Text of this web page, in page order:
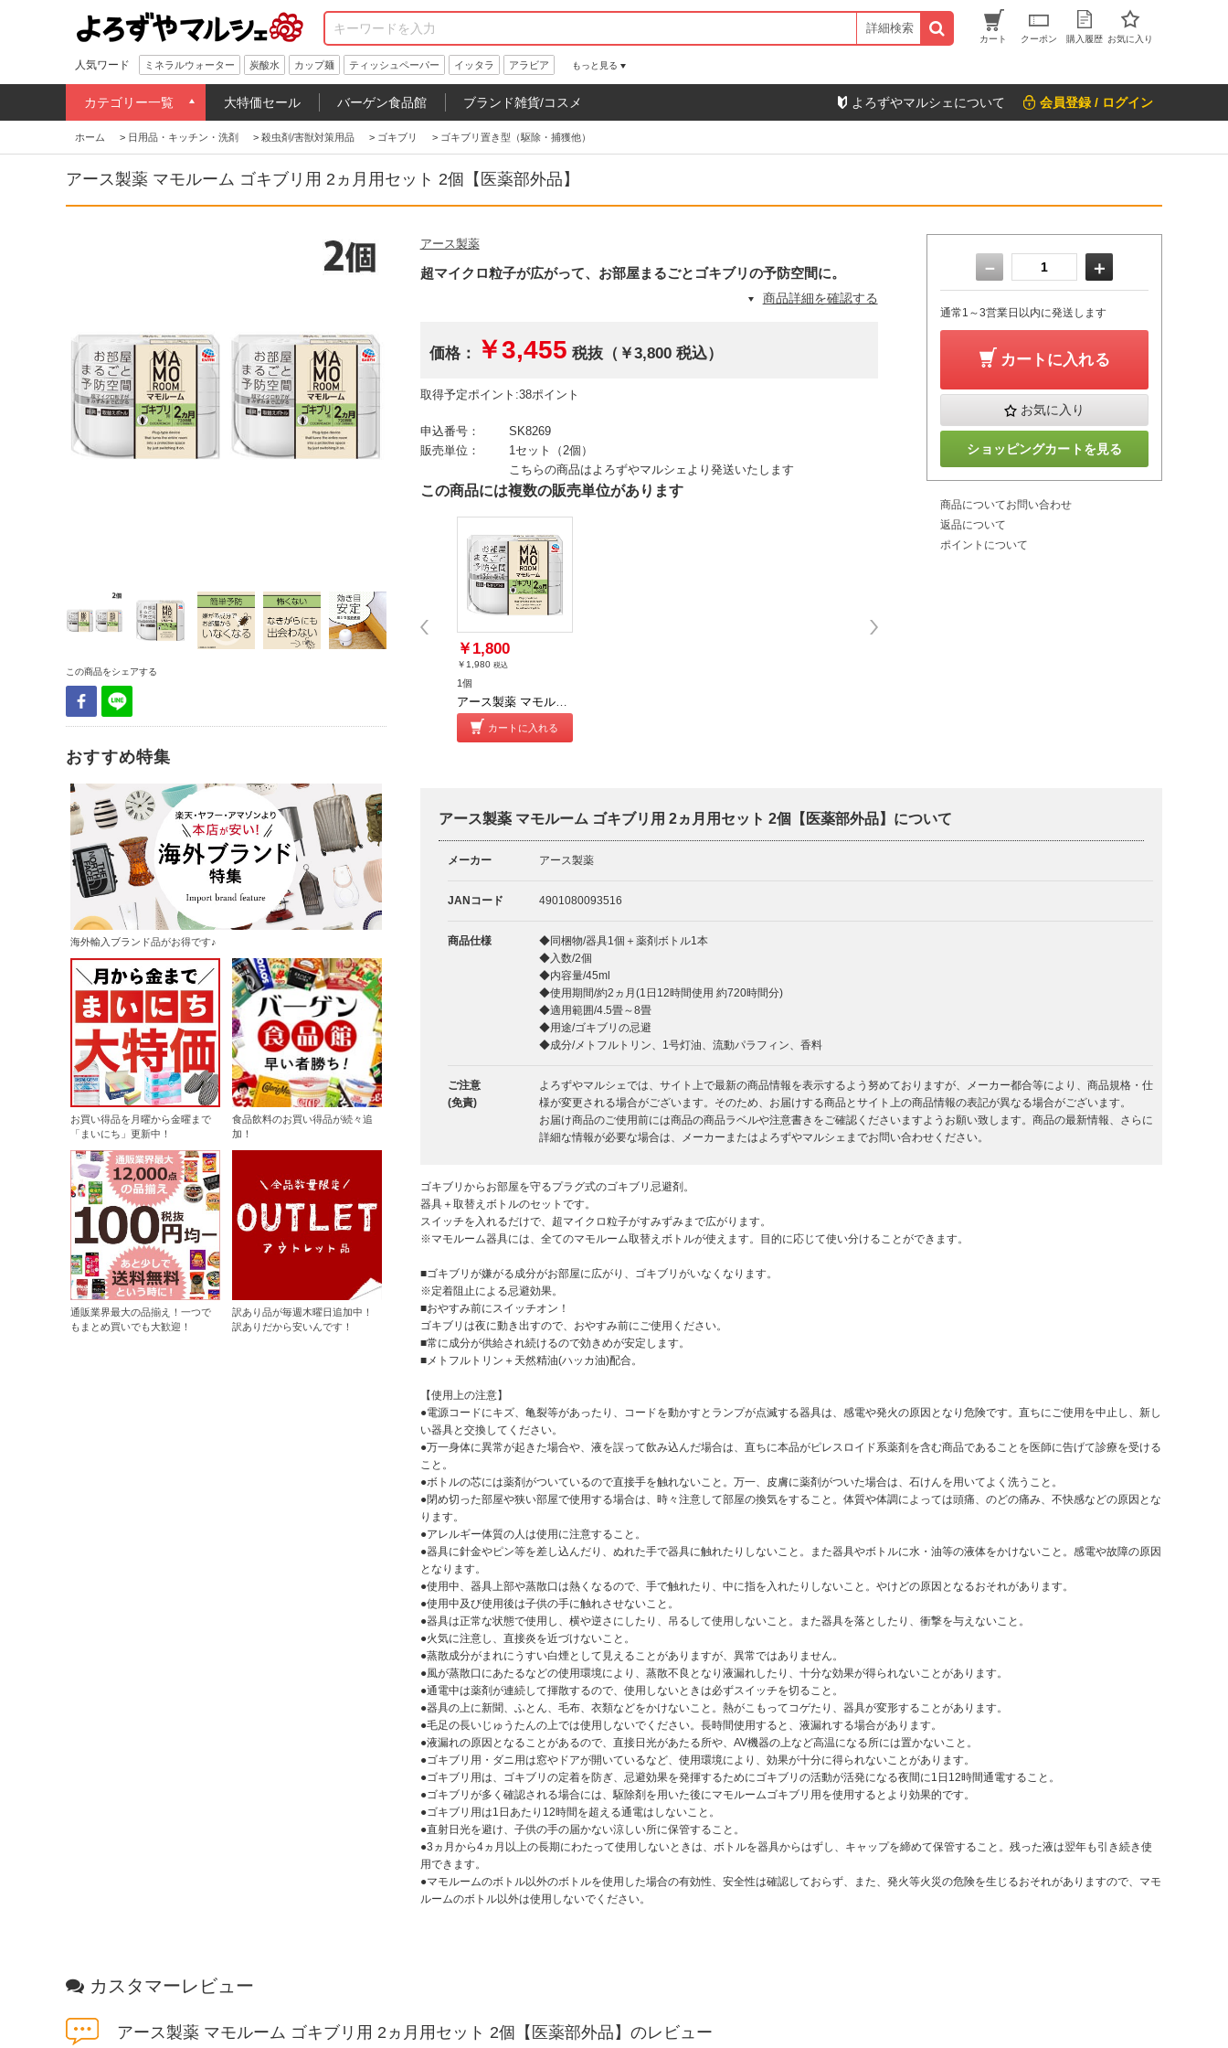
詳細検索
カート クーポン 購入履歴 お気に入り
人気ワード ミネラルウォーター 炭酸水 カップ麺 ティッシュペーパー イッタラ アラビア もっと見る
カテゴリー一覧 大特価セール バーゲン食品館 ブランド雑貨/コスメ よろずやマルシェについて 会員登録 / ログイン
ホーム > 日用品・キッチン・洗剤 > 殺虫剤/害獣対策用品 > ゴキブリ > ゴキブリ置き型（駆除・捕獲他）
アース製薬 マモルーム ゴキブリ用 2ヵ月用セット 2個【医薬部外品】
この商品をシェアする
おすすめ特集
海外輸入ブランド品がお得です♪
お買い得品を月曜から金曜まで
「まいにち」更新中！
食品飲料のお買い得品が続々追
加！
通販業界最大の品揃え！一つで
もまとめ買いでも大歓迎！
訳あり品が毎週木曜日追加中！
訳ありだから安いんです！
アース製薬
超マイクロ粒子が広がって、お部屋まるごとゴキブリの予防空間に。
商品詳細を確認する
価格： ￥3,455 税抜（￥3,800 税込）
取得予定ポイント:38ポイント
申込番号：
SK8269
販売単位：
1セット（2個）
こちらの商品はよろずやマルシェより発送いたします
この商品には複数の販売単位があります
￥1,800
￥1,980 税込
1個
アース製薬 マモルーム ゴキブリ用 2ヵ月用セット【医薬部外品】
カートに入れる
－ ＋
通常1～3営業日以内に発送します
カートに入れる
お気に入り
ショッピングカートを見る
商品についてお問い合わせ
返品について
ポイントについて
アース製薬 マモルーム ゴキブリ用 2ヵ月用セット 2個【医薬部外品】について
メーカー アース製薬
JANコード 4901080093516
商品仕様
◆同梱物/器具1個＋薬剤ボトル1本
◆入数/2個
◆内容量/45ml
◆使用期間/約2ヵ月(1日12時間使用 約720時間分)
◆適用範囲/4.5畳～8畳
◆用途/ゴキブリの忌避
◆成分/メトフルトリン、1号灯油、流動パラフィン、香料
ご注意
(免責)
よろずやマルシェでは、サイト上で最新の商品情報を表示するよう努めておりますが、メーカー都合等により、商品規格・仕
様が変更される場合がございます。そのため、お届けする商品とサイト上の商品情報の表記が異なる場合がございます。
お届け商品のご使用前には商品の商品ラベルや注意書きをご確認くださいますようお願い致します。商品の最新情報、さらに
詳細な情報が必要な場合は、メーカーまたはよろずやマルシェまでお問い合わせください。
ゴキブリからお部屋を守るプラグ式のゴキブリ忌避剤。
器具＋取替えボトルのセットです。
スイッチを入れるだけで、超マイクロ粒子がすみずみまで広がります。
※マモルーム器具には、全てのマモルーム取替えボトルが使えます。目的に応じて使い分けることができます。
■ゴキブリが嫌がる成分がお部屋に広がり、ゴキブリがいなくなります。
※定着阻止による忌避効果。
■おやすみ前にスイッチオン！
ゴキブリは夜に動き出すので、おやすみ前にご使用ください。
■常に成分が供給され続けるので効きめが安定します。
■メトフルトリン＋天然精油(ハッカ油)配合。
【使用上の注意】
●電源コードにキズ、亀裂等があったり、コードを動かすとランプが点滅する器具は、感電や発火の原因となり危険です。直ちにご使用を中止し、新し
い器具と交換してください。
●万一身体に異常が起きた場合や、液を誤って飲み込んだ場合は、直ちに本品がピレスロイド系薬剤を含む商品であることを医師に告げて診療を受ける
こと。
●ボトルの芯には薬剤がついているので直接手を触れないこと。万一、皮膚に薬剤がついた場合は、石けんを用いてよく洗うこと。
●閉め切った部屋や狭い部屋で使用する場合は、時々注意して部屋の換気をすること。体質や体調によっては頭痛、のどの痛み、不快感などの原因とな
ります。
●アレルギー体質の人は使用に注意すること。
●器具に針金やピン等を差し込んだり、ぬれた手で器具に触れたりしないこと。また器具やボトルに水・油等の液体をかけないこと。感電や故障の原因
となります。
●使用中、器具上部や蒸散口は熱くなるので、手で触れたり、中に指を入れたりしないこと。やけどの原因となるおそれがあります。
●使用中及び使用後は子供の手に触れさせないこと。
●器具は正常な状態で使用し、横や逆さにしたり、吊るして使用しないこと。また器具を落としたり、衝撃を与えないこと。
●火気に注意し、直接炎を近づけないこと。
●蒸散成分がまれにうすい白煙として見えることがありますが、異常ではありません。
●風が蒸散口にあたるなどの使用環境により、蒸散不良となり液漏れしたり、十分な効果が得られないことがあります。
●通電中は薬剤が連続して揮散するので、使用しないときは必ずスイッチを切ること。
●器具の上に新聞、ふとん、毛布、衣類などをかけないこと。熱がこもってコゲたり、器具が変形することがあります。
●毛足の長いじゅうたんの上では使用しないでください。長時間使用すると、液漏れする場合があります。
●液漏れの原因となることがあるので、直接日光があたる所や、AV機器の上など高温になる所には置かないこと。
●ゴキブリ用・ダニ用は窓やドアが開いているなど、使用環境により、効果が十分に得られないことがあります。
●ゴキブリ用は、ゴキブリの定着を防ぎ、忌避効果を発揮するためにゴキブリの活動が活発になる夜間に1日12時間通電すること。
●ゴキブリが多く確認される場合には、駆除剤を用いた後にマモルームゴキブリ用を使用するとより効果的です。
●ゴキブリ用は1日あたり12時間を超える通電はしないこと。
●直射日光を避け、子供の手の届かない涼しい所に保管すること。
●3ヵ月から4ヵ月以上の長期にわたって使用しないときは、ボトルを器具からはずし、キャップを締めて保管すること。残った液は翌年も引き続き使
用できます。
●マモルームのボトル以外のボトルを使用した場合の有効性、安全性は確認しておらず、また、発火等火災の危険を生じるおそれがありますので、マモ
ルームのボトル以外は使用しないでください。
カスタマーレビュー
アース製薬 マモルーム ゴキブリ用 2ヵ月用セット 2個【医薬部外品】のレビュー